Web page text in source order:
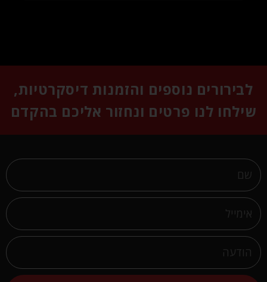
לבירורים נוספים והזמנות דיסקרטיות,
שילחו לנו פרטים ונחזור אליכם בהקדם